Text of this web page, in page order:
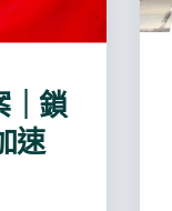
｜鎖
速